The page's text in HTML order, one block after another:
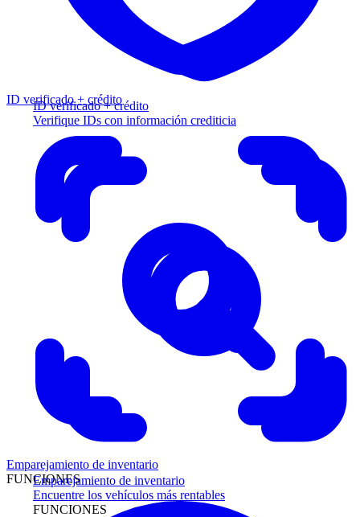
ID verificado + crédito
Verifique IDs con información crediticia
Emparejamiento de inventario
Encuentre los vehículos más rentables
FUNCIONES
ID verificado + crédito
Emparejamiento de inventario
FUNCIONES